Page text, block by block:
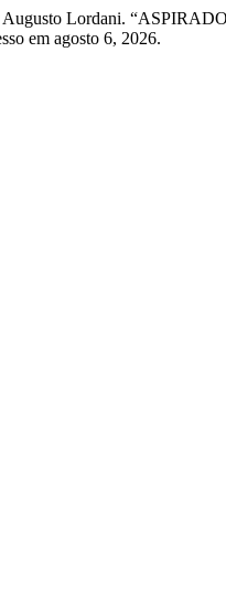
Augusto Lordani.
em agosto 6, 2026.